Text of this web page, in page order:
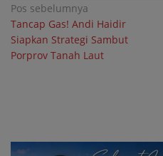
Navigasi
pos
Pos sebelumnya
Tancap Gas! Andi Haidir
Siapkan Strategi Sambut
Porprov Tanah Laut